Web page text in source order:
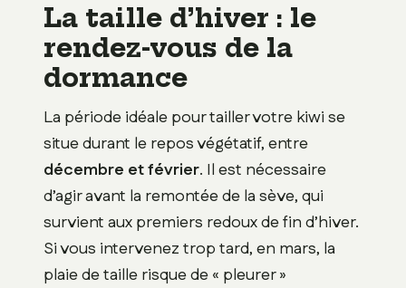
La taille d’hiver : le
rendez-vous de la
dormance
La période idéale pour tailler votre kiwi se
situe durant le repos végétatif, entre
décembre et février. Il est nécessaire
d’agir avant la remontée de la sève, qui
survient aux premiers redoux de fin d’hiver.
Si vous intervenez trop tard, en mars, la
plaie de taille risque de « pleurer »